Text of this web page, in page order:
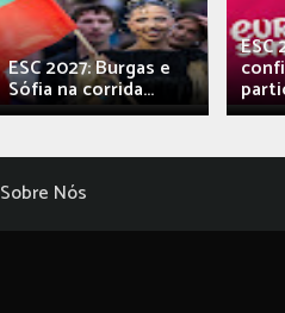
ESC 2027: Burgas e
Sófia na corrida...
ESC
Sobre Nós